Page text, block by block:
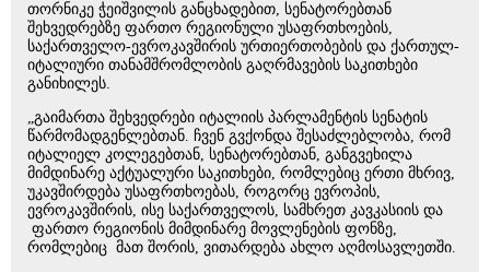
თორნიკე ჭეიშვილის განცხადებით, სენატორებთან
შეხვედრებზე ფართო რეგიონული უსაფრთხოების,
საქართველო-ევროკავშირის ურთიერთობების და ქართულ-
იტალიური თანამშრომლობის გაღრმავების საკითხები
განიხილეს.
„გაიმართა შეხვედრები იტალიის პარლამენტის სენატის
წარმომადგენლებთან. ჩვენ გვქონდა შესაძლებლობა, რომ
იტალიელ კოლეგებთან, სენატორებთან, განგვეხილა
მიმდინარე აქტუალური საკითხები, რომლებიც ერთი მხრივ,
უკავშირდება უსაფრთხოებას, როგორც ევროპის,
ევროკავშირის, ისე საქართველოს, სამხრეთ კავკასიის და
ფართო რეგიონის მიმდინარე მოვლენების ფონზე,
რომლებიც მათ შორის, ვითარდება ახლო აღმოსავლეთში.